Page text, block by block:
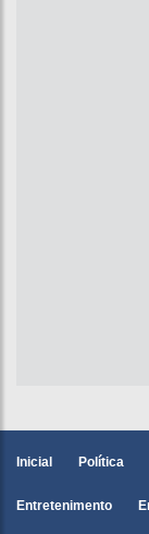
Inicial Política
Entretenimento